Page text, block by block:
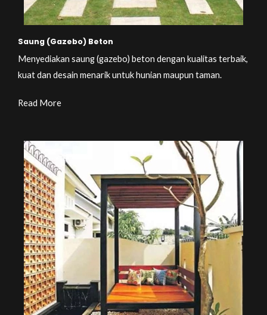
Saung (Gazebo) Beton
Menyediakan saung (gazebo) beton dengan kualitas terbaik,
kuat dan desain menarik untuk hunian maupun taman.
Read More